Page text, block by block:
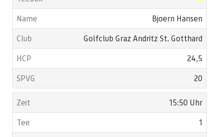
Bjoern Hansen
Golfclub Graz Andritz St. Gotthard
24,5
20
15:50 Uhr
1